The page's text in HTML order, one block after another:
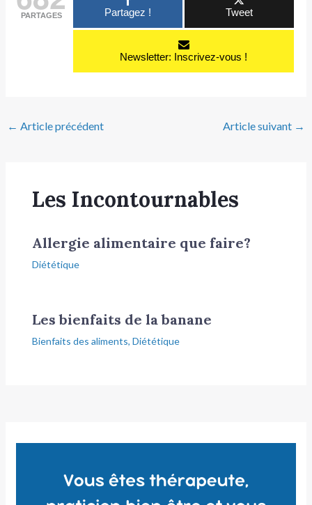
PARTAGES Partagez ! Tweet
Newsletter: Inscrivez-vous !
← Article précédent Article suivant →
Les Incontournables
Allergie alimentaire que faire?
Diététique
Les bienfaits de la banane
Bienfaits des aliments, Diététique